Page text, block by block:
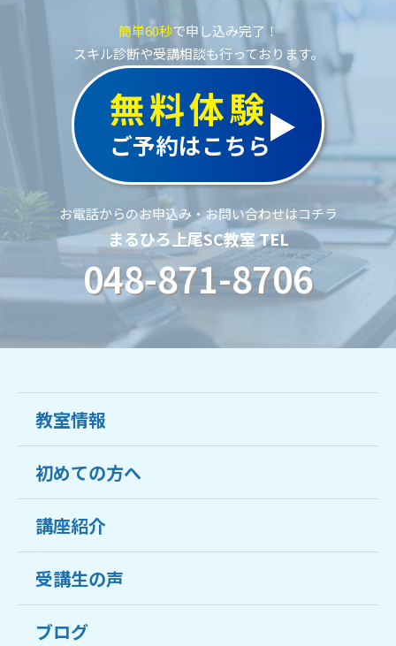
簡単60秒で申し込み完了！
スキル診断や受講相談も行っております。
無料体験
ご予約はこちら
お電話からのお申込み・お問い合わせはコチラ
まるひろ上尾SC教室 TEL
048-871-8706
教室情報
教室について
受講生の声
おすすめ・人気の講座
目的から講座を探す
初めての方へ
ココがおすすめ
料金
受講までの流れ
講座紹介
受講生の声
ブログ